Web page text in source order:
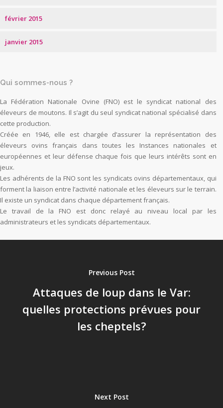
février 2015
janvier 2015
Qui sommes-nous ?
La Fédération Nationale Ovine (FNO) est le syndicat national des
éleveurs de moutons. Il s’agit du seul syndicat national spécialisé dans
cette production.
Créée en 1946, elle est chargée d’assurer la représentation des
éleveurs ovins français dans toutes les Instances nationales et
européennes et leur défense chaque fois que leurs intérêts sont en
jeux.
Les adhérents de la FNO sont les syndicats ovins départementaux, qui
forment la liaison entre l’activité nationale et les éleveurs sur le terrain.
Il existe un syndicat dans chaque département français.
Le travail de la FNO est donc relayé au niveau local par les
administrateurs et les syndicats départementaux.
Previous Post
Attaques de loup dans le Var:
quelles protections prévues pour
les cheptels?
Next Post